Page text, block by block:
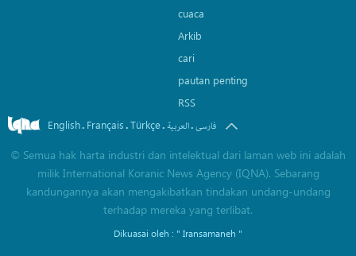
cuaca
Arkib
cari
pautan penting
RSS
English. Français.Türkçe. العربیة.فارسی
© Semua hak harta industri dan intelektual dari laman web ini adalah
milik International Koranic News Agency (IQNA). Sebarang
kandungannya akan mengakibatkan tindakan undang-undang
terhadap mereka yang terlibat.
Dikuasai oleh : " Iransamaneh "